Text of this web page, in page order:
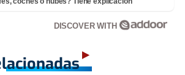
DISCOVER WITH